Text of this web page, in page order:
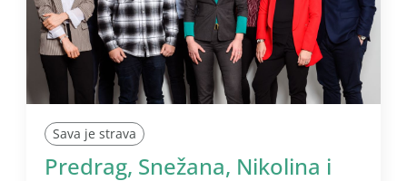
Sava je strava
Predrag, Snežana, Nikolina i